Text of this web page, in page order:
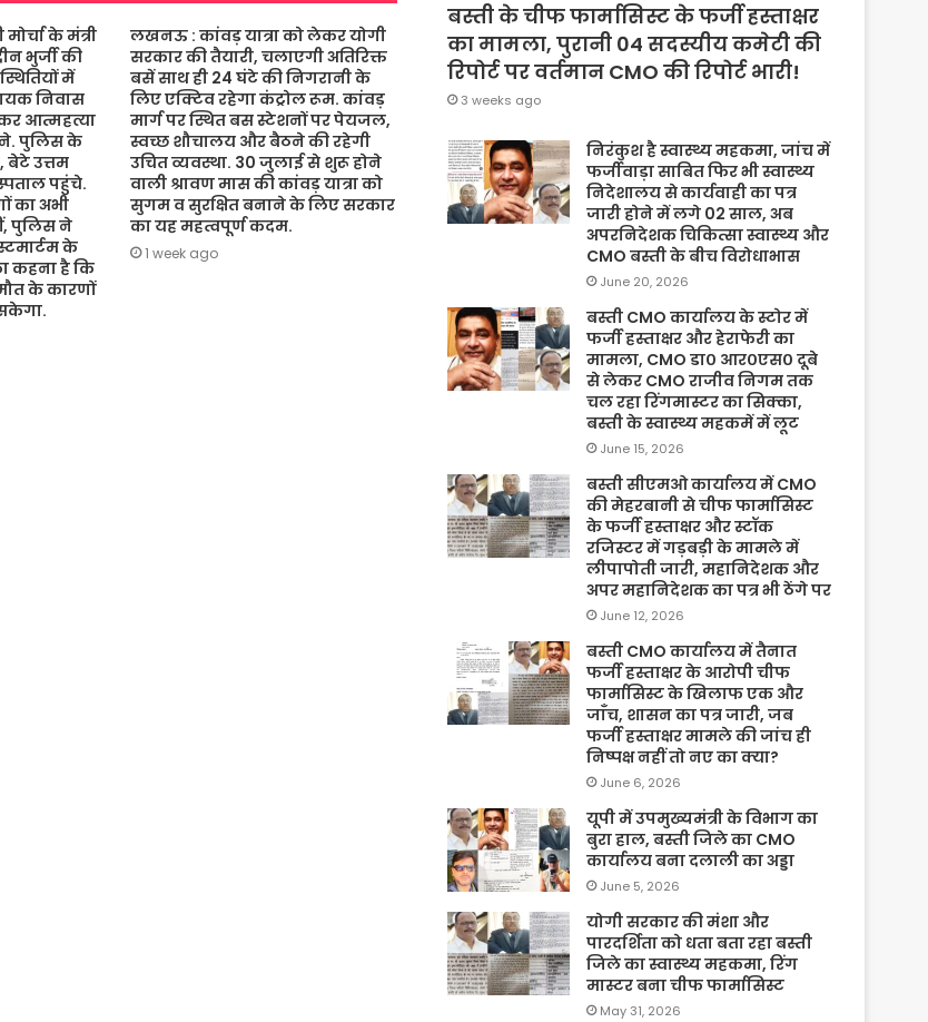
के मंत्री
भुर्जी की
में
निवास
आत्महत्या
पुलिस के
बेटे उत्तम
पहुंचे.
का अभी
पुलिस ने
के
कहना है कि
के कारणों
लखनऊ : कांवड़ यात्रा को लेकर योगी
सरकार की तैयारी, चलाएगी अतिरिक्त
बसें साथ ही 24 घंटे की निगरानी के
लिए एक्टिव रहेगा कंट्रोल रूम. कांवड़
मार्ग पर स्थित बस स्टेशनों पर पेयजल,
स्वच्छ शौचालय और बैठने की रहेगी
उचित व्यवस्था. 30 जुलाई से शुरू होने
वाली श्रावण मास की कांवड़ यात्रा को
सुगम व सुरक्षित बनाने के लिए सरकार
का यह महत्वपूर्ण कदम.
1 week ago
बस्ती के चीफ फार्मासिस्ट के फर्जी हस्ताक्षर
का मामला, पुरानी 04 सदस्यीय कमेटी की
रिपोर्ट पर वर्तमान CMO की रिपोर्ट भारी!
3 weeks ago
निरंकुश है स्वास्थ्य महकमा, जांच में
फर्जीवाड़ा साबित फिर भी स्वास्थ्य
निदेशालय से कार्यवाही का पत्र
जारी होने में लगे 02 साल, अब
अपरनिदेशक चिकित्सा स्वास्थ्य और
CMO बस्ती के बीच विरोधाभास
June 20, 2026
बस्ती CMO कार्यालय के स्टोर में
फर्जी हस्ताक्षर और हेराफेरी का
मामला, CMO डा० आर०एस० दूबे
से लेकर CMO राजीव निगम तक
चल रहा रिंगमास्टर का सिक्का,
बस्ती के स्वास्थ्य महकमें में लूट
June 15, 2026
बस्ती सीएमओ कार्यालय में CMO
की मेहरबानी से चीफ फार्मासिस्ट
के फर्जी हस्ताक्षर और स्टॉक
रजिस्टर में गड़बड़ी के मामले में
लीपापोती जारी, महानिदेशक और
अपर महानिदेशक का पत्र भी ठेंगे पर
June 12, 2026
बस्ती CMO कार्यालय में तैनात
फर्जी हस्ताक्षर के आरोपी चीफ
फार्मासिस्ट के खिलाफ एक और
जाँच, शासन का पत्र जारी, जब
फर्जी हस्ताक्षर मामले की जांच ही
निष्पक्ष नहीं तो नए का क्या?
June 6, 2026
यूपी में उपमुख्यमंत्री के विभाग का
बुरा हाल, बस्ती जिले का CMO
कार्यालय बना दलाली का अड्डा
June 5, 2026
योगी सरकार की मंशा और
पारदर्शिता को धता बता रहा बस्ती
जिले का स्वास्थ्य महकमा, रिंग
मास्टर बना चीफ फार्मासिस्ट
May 31, 2026